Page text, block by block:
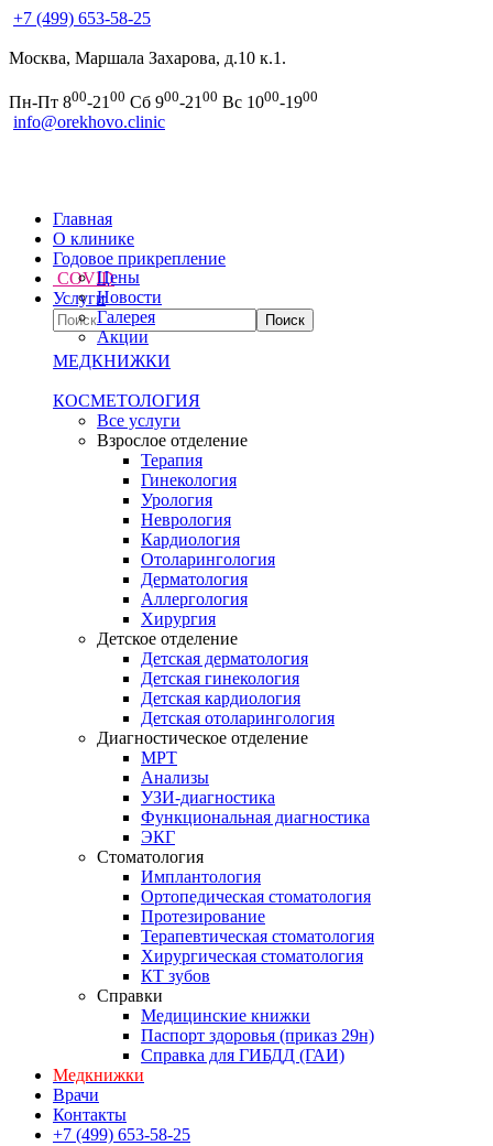
+7 (499) 653-58-25
Москва, Маршала Захарова, д.10 к.1.
Пн-Пт 800-21 00 Сб 900-21 00 Вс 1000-1900
info@orekhovo.clinic
Главная
О клинике
Цены
Новости
Галерея
Акции
Годовое прикрепление
COVID
Услуги
МЕДКНИЖКИ
КОСМЕТОЛОГИЯ
Все услуги
Взрослое отделение
Терапия
Гинекология
Урология
Неврология
Кардиология
Отоларингология
Дерматология
Аллергология
Хирургия
Детское отделение
Детская дерматология
Детская гинекология
Детская кардиология
Детская отоларингология
Диагностическое отделение
МРТ
Анализы
УЗИ-диагностика
Функциональная диагностика
ЭКГ
Стоматология
Имплантология
Ортопедическая стоматология
Протезирование
Терапевтическая стоматология
Хирургическая стоматология
КТ зубов
Справки
Медицинские книжки
Паспорт здоровья (приказ 29н)
Справка для ГИБДД (ГАИ)
Медкнижки
Врачи
Контакты
+7 (499) 653-58-25